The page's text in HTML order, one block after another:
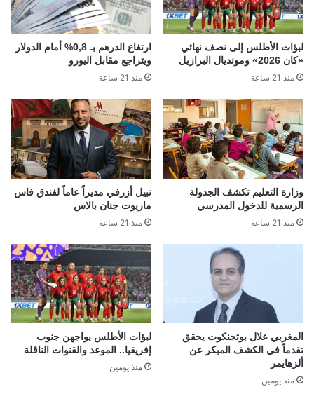
لبؤات الأطلس إلى نصف نهائي
«كان 2026» ومونديال البرازيل
منذ 21 ساعة
ارتفاع الدرهم بـ 0,8% أمام الدولار
ويتراجع مقابل اليورو
منذ 21 ساعة
وزارة التعليم تكشف الجدولة
الرسمية للدخول المدرسي
منذ 21 ساعة
نبيل أزرفي مديراً عاماً لفندق فاس
ماريوت جنان بالاس
منذ 21 ساعة
المغربي علال بوتجنكوت يحقق
تقدماً في الكشف المبكر عن
ألزهايمر
منذ يومين
لبؤات الأطلس يواجهن جنوب
إفريقيا.. الموعد والقنوات الناقلة
منذ يومين